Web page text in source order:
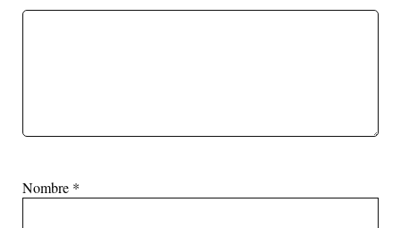
Nombre *